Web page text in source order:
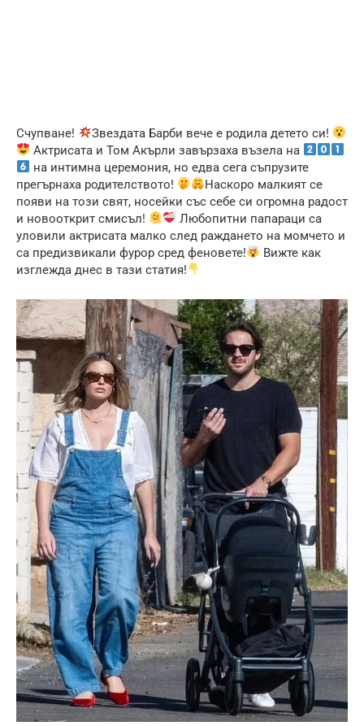
Счупване!
Звездата Барби вече е родила детето си!
Актрисата и Том Акърли завързаха възела на
на интимна церемония, но едва сега съпрузите
прегърнаха родителството!
Наскоро малкият се
появи на този свят, носейки със себе си огромна радост
и новооткрит смисъл!
Любопитни папараци са
уловили актрисата малко след раждането на момчето и
са предизвикали фурор сред феновете!
Вижте как
изглежда днес в тази статия!